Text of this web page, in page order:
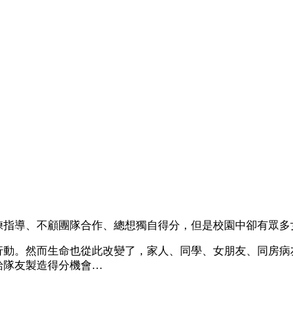
導、不顧團隊合作、總想獨自得分，但是校園中卻有眾多
。然而生命也從此改變了，家人、同學、女朋友、同房
隊友製造得分機會…